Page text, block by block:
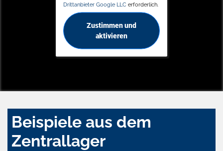
Drittanbieter Google LLC erforderlich.
Zustimmen und
aktivieren
Beispiele aus dem
Zentrallager